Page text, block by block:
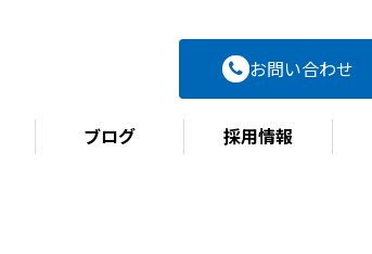
お問い合わせ
ブログ 採用情報